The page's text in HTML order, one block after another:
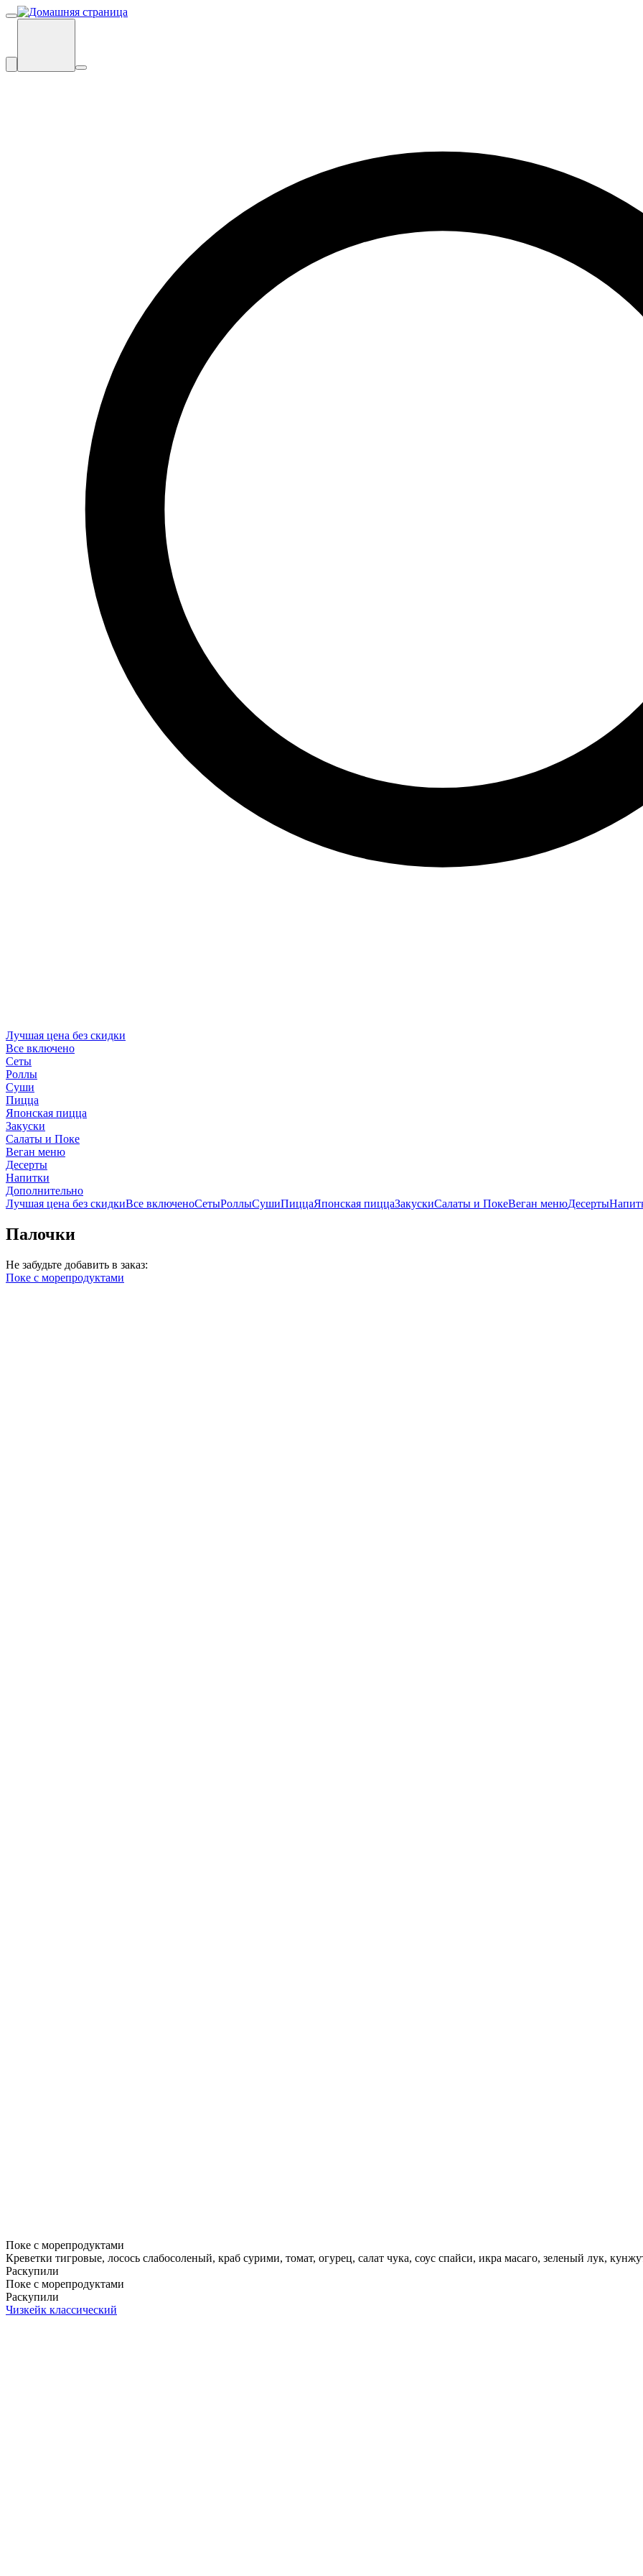
Лучшая цена без скидки
Все включено
Сеты
Роллы
Суши
Пицца
Японская пицца
Закуски
Салаты и Поке
Веган меню
Десерты
Напитки
Дополнительно
Лучшая цена без скидкиВсе включеноСетыРоллыСушиПиццаЯпонская пиццаЗакускиСалаты и ПокеВеган менюДесерты
Палочки
Не забудьте добавить в заказ:
Поке с морепродуктами
Поке с морепродуктами
Креветки тигровые, лосось слабосоленый, краб сурими, томат, огурец, салат чука, соус спайси, икра масаго, зеленый лук,
Раскупили
Поке с морепродуктами
Раскупили
Чизкейк классический